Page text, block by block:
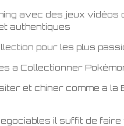
avec des jeux
authentiques
pour les plus
a Collectionner
et chiner comme a
il suffit de